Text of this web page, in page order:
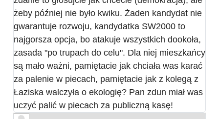
żeby później nie było kwiku. Żaden kandydat nie
gwarantuje rozwoju, kandydatka SW2000 to
najgorsza opcja, bo atakuje wszystkich dookoła,
zasada "po trupach do celu". Dla niej mieszkańcy
są mało ważni, pamiętacie jak chciała was karać
za palenie w piecach, pamiętacie jak z kolegą z
Łaziska walczyła o ekologię? Pan zdun miał was
uczyć palić w piecach za publiczną kasę!